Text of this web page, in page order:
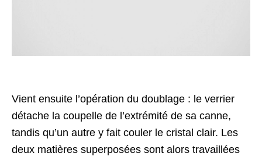
Vient ensuite l’opération du doublage : le verrier
détache la coupelle de l’extrémité de sa canne,
tandis qu’un autre y fait couler le cristal clair. Les
deux matières superposées sont alors travaillées